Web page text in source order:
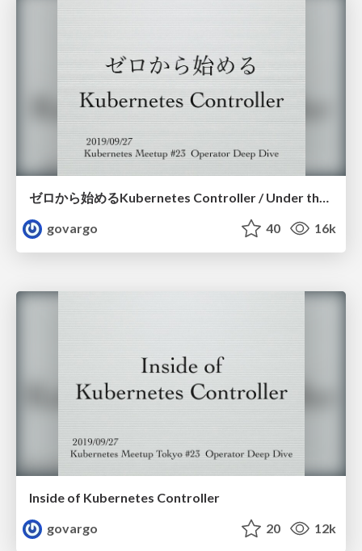
ゼロから始めるKubernetes Controller / Under the Kubernetes Controller
govargo
40 16k
Inside of Kubernetes Controller
govargo
20 12k